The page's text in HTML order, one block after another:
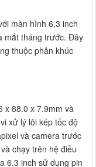
màn hình 6,3 inch
mắt tháng trước. Đây
thuộc phân khúc
x 88.0 x 7.9mm và
xử lý lõi kép tốc độ
và camera trước
chạy trên hệ điều
6.3 inch sử dụng pin